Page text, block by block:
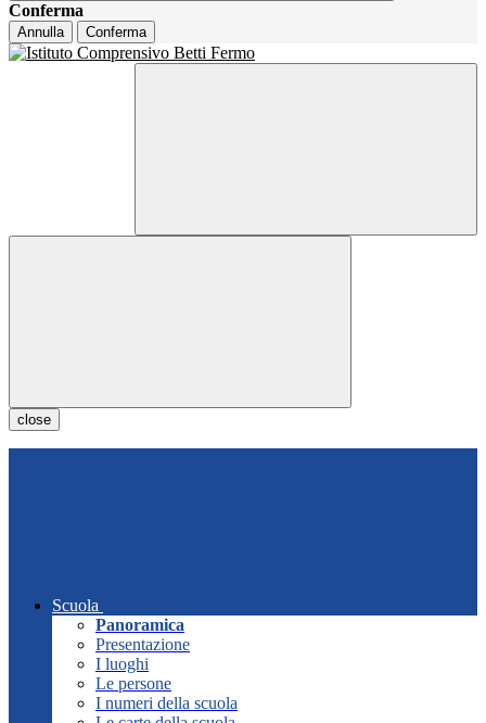
Conferma
Annulla Conferma
close
Scuola
Panoramica
Presentazione
I luoghi
Le persone
I numeri della scuola